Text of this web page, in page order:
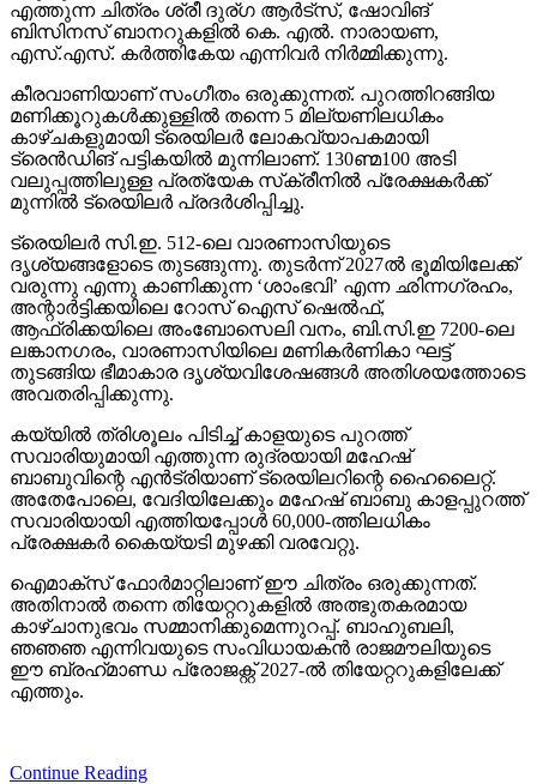
എത്തുന്ന ചിത്രം ശ്രീ ദുര്ഗ ആര്‍ട്‌സ്, ഷോവിങ്
ബിസിനസ് ബാനറുകളില്‍ കെ. എല്‍. നാരായണ,
എസ്.എസ്. കര്‍ത്തികേയ എന്നിവര്‍ നിര്‍മ്മിക്കുന്നു.
കീരവാണിയാണ് സംഗീതം ഒരുക്കുന്നത്. പുറത്തിറങ്ങിയ
മണിക്കൂറുകള്‍ക്കുള്ളില്‍ തന്നെ 5 മില്യണിലധികം
കാഴ്ചകളുമായി ട്രെയിലര്‍ ലോകവ്യാപകമായി
ട്രെന്‍ഡിങ് പട്ടികയില്‍ മുന്നിലാണ്. 130ണ്മ100 അടി
വലുപ്പത്തിലുള്ള പ്രത്യേക സ്‌ക്രീനില്‍ പ്രേക്ഷകര്‍ക്ക്
മുന്നില്‍ ട്രെയിലര്‍ പ്രദര്‍ശിപ്പിച്ചു.
ട്രെയിലര്‍ സി.ഇ. 512-ലെ വാരണാസിയുടെ
ദൃശ്യങ്ങളോടെ തുടങ്ങുന്നു. തുടര്‍ന്ന് 2027ല്‍ ഭൂമിയിലേക്ക്
വരുന്നു എന്നു കാണിക്കുന്ന ‘ശാംഭവി’ എന്ന ഛിന്നഗ്രഹം,
അന്റാര്‍ട്ടിക്കയിലെ റോസ് ഐസ് ഷെല്‍ഫ്,
ആഫ്രിക്കയിലെ അംബോസെലി വനം, ബി.സി.ഇ 7200-ലെ
ലങ്കാനഗരം, വാരണാസിയിലെ മണികര്‍ണികാ ഘട്ട്
തുടങ്ങിയ ഭീമാകാര ദൃശ്യവിശേഷങ്ങള്‍ അതിശയത്തോടെ
അവതരിപ്പിക്കുന്നു.
കയ്യില്‍ ത്രിശൂലം പിടിച്ച് കാളയുടെ പുറത്ത്
സവാരിയുമായി എത്തുന്ന രുദ്രയായി മഹേഷ്
ബാബുവിന്റെ എന്‍ട്രിയാണ് ട്രെയിലറിന്റെ ഹൈലൈറ്റ്.
അതേപോലെ, വേദിയിലേക്കും മഹേഷ് ബാബു കാളപ്പുറത്ത്
സവാരിയായി എത്തിയപ്പോള്‍ 60,000-ത്തിലധികം
പ്രേക്ഷകര്‍ കൈയ്യടി മുഴക്കി വരവേറ്റു.
ഐമാക്‌സ് ഫോര്‍മാറ്റിലാണ് ഈ ചിത്രം ഒരുക്കുന്നത്.
അതിനാല്‍ തന്നെ തിയേറ്ററുകളില്‍ അത്ഭുതകരമായ
കാഴ്ചാനുഭവം സമ്മാനിക്കുമെന്നുറപ്പ്. ബാഹുബലി,
ഞഞഞ എന്നിവയുടെ സംവിധായകന്‍ രാജമൗലിയുടെ
ഈ ബ്രഹ്‌മാണ്ഡ പ്രോജക്റ്റ് 2027-ല്‍ തിയേറ്ററുകളിലേക്ക്
എത്തും.
Continue Reading